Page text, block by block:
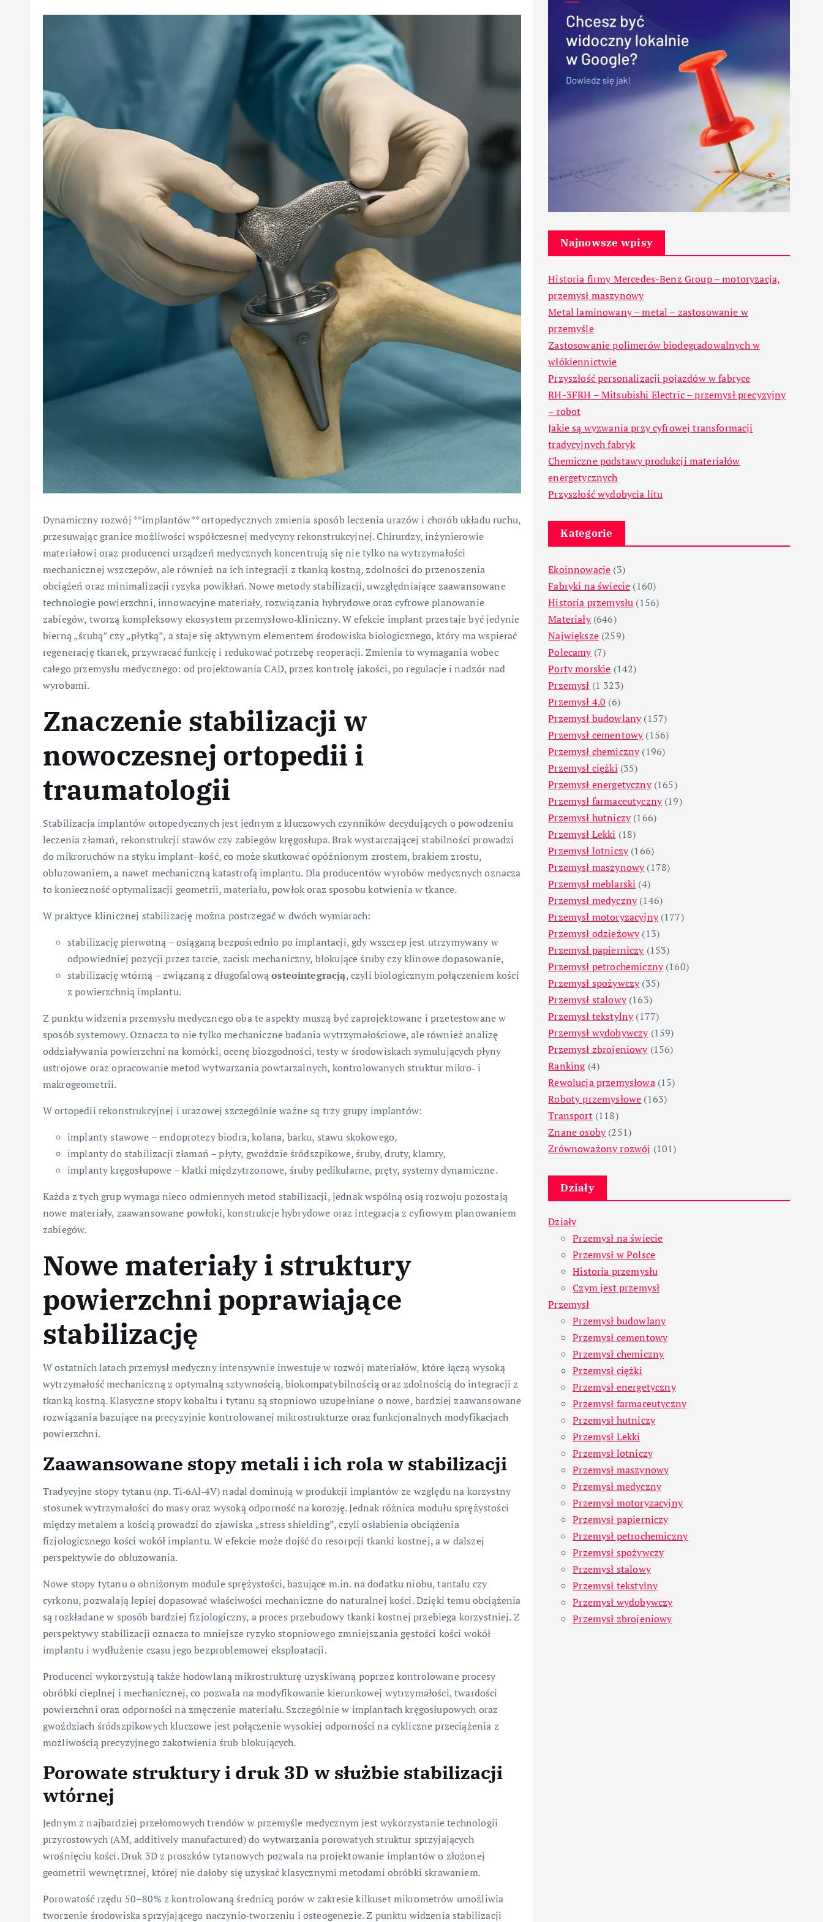
Dynamiczny rozwój **implantów** ortopedycznych zmienia sposób leczenia urazów i chorób układu ruchu,
przesuwając granice możliwości współczesnej medycyny rekonstrukcyjnej. Chirurdzy, inżynierowie
materiałowi oraz producenci urządzeń medycznych koncentrują się nie tylko na wytrzymałości
mechanicznej wszczepów, ale również na ich integracji z tkanką kostną, zdolności do przenoszenia
obciążeń oraz minimalizacji ryzyka powikłań. Nowe metody stabilizacji, uwzględniające zaawansowane
technologie powierzchni, innowacyjne materiały, rozwiązania hybrydowe oraz cyfrowe planowanie
zabiegów, tworzą kompleksowy ekosystem przemysłowo‑kliniczny. W efekcie implant przestaje być jedynie
bierną „śrubą” czy „płytką”, a staje się aktywnym elementem środowiska biologicznego, który ma wspierać
regenerację tkanek, przywracać funkcję i redukować potrzebę reoperacji. Zmienia to wymagania wobec
całego przemysłu medycznego: od projektowania CAD, przez kontrolę jakości, po regulacje i nadzór nad
wyrobami.
Znaczenie stabilizacji w
nowoczesnej ortopedii i
traumatologii
Stabilizacja implantów ortopedycznych jest jednym z kluczowych czynników decydujących o powodzeniu
leczenia złamań, rekonstrukcji stawów czy zabiegów kręgosłupa. Brak wystarczającej stabilności prowadzi
do mikroruchów na styku implant–kość, co może skutkować opóźnionym zrostem, brakiem zrostu,
obluzowaniem, a nawet mechaniczną katastrofą implantu. Dla producentów wyrobów medycznych oznacza
to konieczność optymalizacji geometrii, materiału, powłok oraz sposobu kotwienia w tkance.
W praktyce klinicznej stabilizację można postrzegać w dwóch wymiarach:
stabilizację pierwotną – osiąganą bezpośrednio po implantacji, gdy wszczep jest utrzymywany w
odpowiedniej pozycji przez tarcie, zacisk mechaniczny, blokujące śruby czy klinowe dopasowanie,
stabilizację wtórną – związaną z długofalowąosteointegracją, czyli biologicznym połączeniem kości
z powierzchnią implantu.
Z punktu widzenia przemysłu medycznego oba te aspekty muszą być zaprojektowane i przetestowane w
sposób systemowy. Oznacza to nie tylko mechaniczne badania wytrzymałościowe, ale również analizę
oddziaływania powierzchni na komórki, ocenę biozgodności, testy w środowiskach symulujących płyny
ustrojowe oraz opracowanie metod wytwarzania powtarzalnych, kontrolowanych struktur mikro‑ i
makrogeometrii.
W ortopedii rekonstrukcyjnej i urazowej szczególnie ważne są trzy grupy implantów:
implanty stawowe – endoprotezy biodra, kolana, barku, stawu skokowego,
implanty do stabilizacji złamań – płyty, gwoździe śródszpikowe, śruby, druty, klamry,
implanty kręgosłupowe – klatki międzytrzonowe, śruby pedikularne, pręty, systemy dynamiczne.
Każda z tych grup wymaga nieco odmiennych metod stabilizacji, jednak wspólną osią rozwoju pozostają
nowe materiały, zaawansowane powłoki, konstrukcje hybrydowe oraz integracja z cyfrowym planowaniem
zabiegów.
Nowe materiały i struktury
powierzchni poprawiające
stabilizację
W ostatnich latach przemysł medyczny intensywnie inwestuje w rozwój materiałów, które łączą wysoką
wytrzymałość mechaniczną z optymalną sztywnością, biokompatybilnością oraz zdolnością do integracji z
tkanką kostną. Klasyczne stopy kobaltu i tytanu są stopniowo uzupełniane o nowe, bardziej zaawansowane
rozwiązania bazujące na precyzyjnie kontrolowanej mikrostrukturze oraz funkcjonalnych modyfikacjach
powierzchni.
Zaawansowane stopy metali i ich rola w stabilizacji
Tradycyjne stopy tytanu (np. Ti‑6Al‑4V) nadal dominują w produkcji implantów ze względu na korzystny
stosunek wytrzymałości do masy oraz wysoką odporność na korozję. Jednak różnica modułu sprężystości
między metalem a kością prowadzi do zjawiska „stress shielding”, czyli osłabienia obciążenia
fizjologicznego kości wokół implantu. W efekcie może dojść do resorpcji tkanki kostnej, a w dalszej
perspektywie do obluzowania.
Nowe stopy tytanu o obniżonym module sprężystości, bazujące m.in. na dodatku niobu, tantalu czy
cyrkonu, pozwalają lepiej dopasować właściwości mechaniczne do naturalnej kości. Dzięki temu obciążenia
są rozkładane w sposób bardziej fizjologiczny, a proces przebudowy tkanki kostnej przebiega korzystniej. Z
perspektywy stabilizacji oznacza to mniejsze ryzyko stopniowego zmniejszania gęstości kości wokół
implantu i wydłużenie czasu jego bezproblemowej eksploatacji.
Producenci wykorzystują także hodowlaną mikrostrukturę uzyskiwaną poprzez kontrolowane procesy
obróbki cieplnej i mechanicznej, co pozwala na modyfikowanie kierunkowej wytrzymałości, twardości
powierzchni oraz odporności na zmęczenie materiału. Szczególnie w implantach kręgosłupowych oraz
gwoździach śródszpikowych kluczowe jest połączenie wysokiej odporności na cykliczne przeciążenia z
możliwością precyzyjnego zakotwienia śrub blokujących.
Porowate struktury i druk 3D w służbie stabilizacji
wtórnej
Jednym z najbardziej przełomowych trendów w przemyśle medycznym jest wykorzystanie technologii
przyrostowych (AM, additively manufactured) do wytwarzania porowatych struktur sprzyjających
wrośnięciu kości. Druk 3D z proszków tytanowych pozwala na projektowanie implantów o złożonej
geometrii wewnętrznej, której nie dałoby się uzyskać klasycznymi metodami obróbki skrawaniem.
Porowatość rzędu 50–80% z kontrolowaną średnicą porów w zakresie kilkuset mikrometrów umożliwia
tworzenie środowiska sprzyjającego naczynio‑tworzeniu i osteogenezie. Z punktu widzenia stabilizacji
Najnowsze wpisy
Historia firmy Mercedes-Benz Group – motoryzacja,
przemysł maszynowy
Metal laminowany – metal – zastosowanie w
przemyśle
Zastosowanie polimerów biodegradowalnych w
włókiennictwie
Przyszłość personalizacji pojazdów w fabryce
RH-3FRH – Mitsubishi Electric – przemysł precyzyjny
– robot
Jakie są wyzwania przy cyfrowej transformacji
tradycyjnych fabryk
Chemiczne podstawy produkcji materiałów
energetycznych
Przyszłość wydobycia litu
Kategorie
Ekoinnowacje (3)
Fabryki na świecie (160)
Historia przemysłu (156)
Materiały(646)
Największe(259)
Polecamy(7)
Porty morskie (142)
Przemysł (1 323)
Przemysł 4.0 (6)
Przemysł budowlany(157)
Przemysł cementowy(156)
Przemysł chemiczny(196)
Przemysł ciężki (35)
Przemysł energetyczny(165)
Przemysł farmaceutyczny(19)
Przemysł hutniczy(166)
Przemysł Lekki (18)
Przemysł lotniczy(166)
Przemysł maszynowy(178)
Przemysł meblarski (4)
Przemysł medyczny(146)
Przemysł motoryzacyjny(177)
Przemysł odzieżowy(13)
Przemysł papierniczy(153)
Przemysł petrochemiczny(160)
Przemysł spożywczy(35)
Przemysł stalowy(163)
Przemysł tekstylny(177)
Przemysł wydobywczy(159)
Przemysł zbrojeniowy(156)
Ranking(4)
Rewolucja przemysłowa(15)
Roboty przemysłowe (163)
Transport(118)
Znane osoby(251)
Zrównoważony rozwój (101)
Działy
Działy
Przemysł na świecie
Przemysł w Polsce
Historia przemysłu
Czym jest przemysł
Przemysł
Przemysł budowlany
Przemysł cementowy
Przemysł chemiczny
Przemysł ciężki
Przemysł energetyczny
Przemysł farmaceutyczny
Przemysł hutniczy
Przemysł Lekki
Przemysł lotniczy
Przemysł maszynowy
Przemysł medyczny
Przemysł motoryzacyjny
Przemysł papierniczy
Przemysł petrochemiczny
Przemysł spożywczy
Przemysł stalowy
Przemysł tekstylny
Przemysł wydobywczy
Przemysł zbrojeniowy